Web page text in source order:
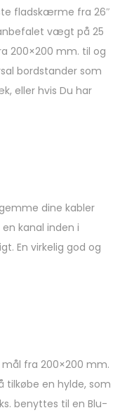
fladskærme fra 26″
vægt på 25
200×200 mm. til og
bordstander som
eller hvis Du har
dine kabler
kanal inden i
En virkelig god og
mål fra 200×200 mm.
tilkøbe en hylde, som
benyttes til en Blu-